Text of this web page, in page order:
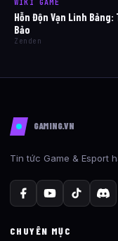
WIKI GAME
Hỗn Độn Vạn Linh
Bảo
Zenden
GAMING.VN
Tin tức Game & Esport
CHUYÊN MỤC